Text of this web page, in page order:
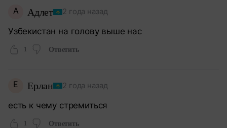
А Адлет 2 года назад
Узбекистан на голову выше нас
Ответить
Е Ерлан 2 года назад
есть к чему стремиться
1 Ответить